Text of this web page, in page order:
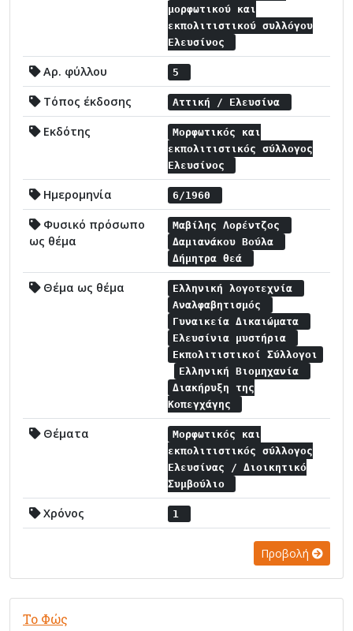
μορφωτικού και
εκπολιτιστικού συλλόγου
Ελευσίνος
Αρ. φύλλου 5
Τόπος έκδοσης Αττική / Ελευσίνα
Εκδότης
Μορφωτικός και
εκπολιτιστικός σύλλογος
Ελευσίνος
Ημερομηνία 6/1960
Φυσικό πρόσωπο
ως θέμα
Μαβίλης Λορέντζος
Δαμιανάκου Βούλα
Δήμητρα θεά
Θέμα ως θέμα
Ελληνική λογοτεχνία
Αναλφαβητισμός
Γυναικεία Δικαιώματα
Ελευσίνια μυστήρια
Εκπολιτιστικοί Σύλλογοι
Ελληνική Βιομηχανία
Διακήρυξη της
Κοπεγχάγης
Θέματα
Μορφωτικός και
εκπολιτιστικός σύλλογος
Ελευσίνας / Διοικητικό
Συμβούλιο
Χρόνος 1
Προβολή
Το Φώς